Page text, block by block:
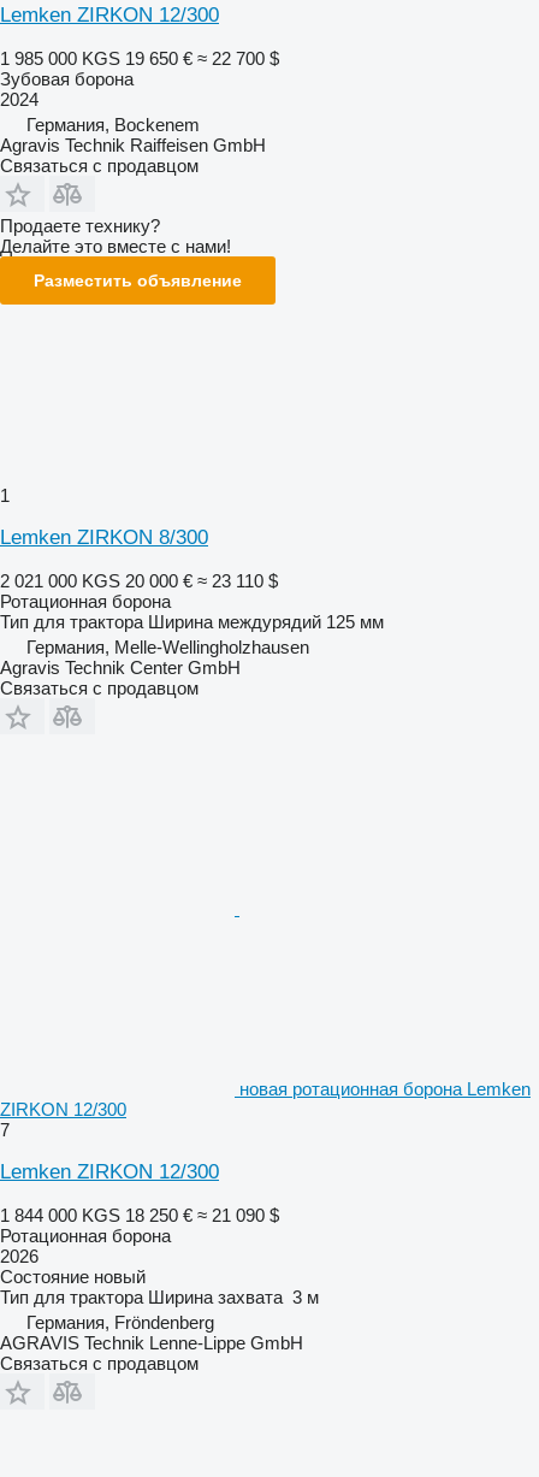
Lemken ZIRKON 12/300
1 985 000 KGS 19 650 € ≈ 22 700 $
Зубовая борона
2024
Германия, Bockenem
Agravis Technik Raiffeisen GmbH
Связаться с продавцом
Продаете технику?
Делайте это вместе с нами!
Разместить объявление
1
Lemken ZIRKON 8/300
2 021 000 KGS 20 000 € ≈ 23 110 $
Ротационная борона
Тип для трактора Ширина междурядий 125 мм
Германия, Melle-Wellingholzhausen
Agravis Technik Center GmbH
Связаться с продавцом
новая ротационная борона Lemken
ZIRKON 12/300
7
Lemken ZIRKON 12/300
1 844 000 KGS 18 250 € ≈ 21 090 $
Ротационная борона
2026
Состояние новый
Тип для трактора Ширина захвата 3 м
Германия, Fröndenberg
AGRAVIS Technik Lenne-Lippe GmbH
Связаться с продавцом